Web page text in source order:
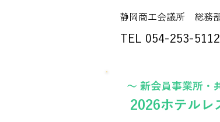
静岡商工会議所 総務
TEL 054-253-5112
2026ホテルレ
～ 新会員事業所・